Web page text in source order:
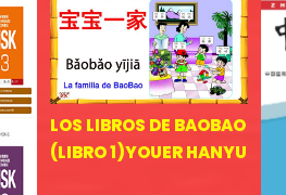
LOS LIBROS DE BAOBAO
(LIBRO 1)YOUER HANYU